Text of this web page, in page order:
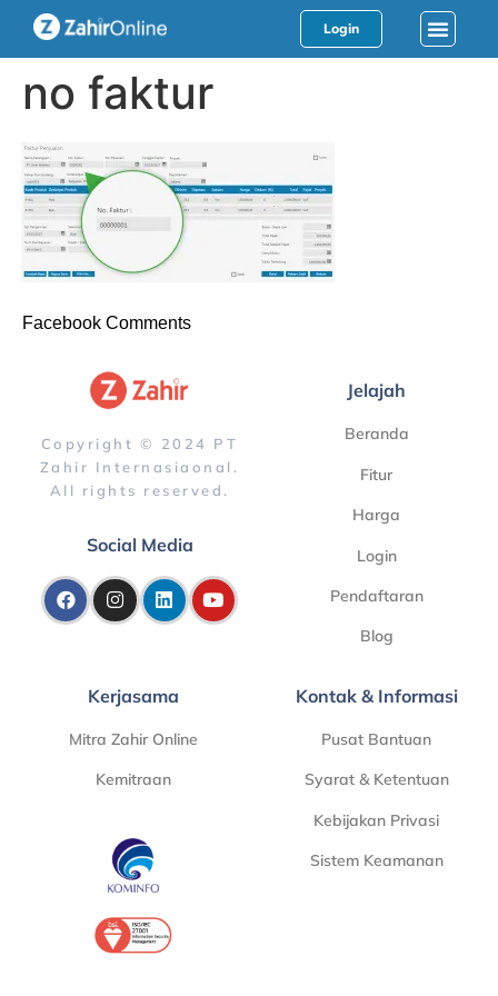
Login
no faktur
Facebook Comments
Copyright © 2024 PT
Zahir Internasiaonal.
All rights reserved.
Social Media
Jelajah
Beranda
Fitur
Harga
Login
Pendaftaran
Blog
Kerjasama
Mitra Zahir Online
Kemitraan
Kontak & Informasi
Pusat Bantuan
Syarat & Ketentuan
Kebijakan Privasi
Sistem Keamanan